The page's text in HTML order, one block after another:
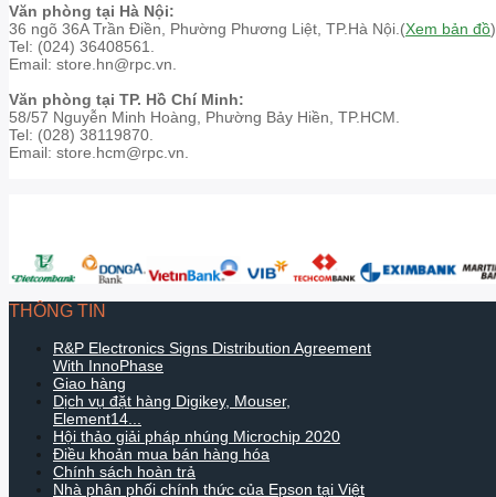
Văn phòng tại Hà Nội:
36 ngõ 36A Trần Điền, Phường Phương Liệt, TP.Hà Nội.(Xem bản đồ)
Tel: (024) 36408561.
Email: store.hn@rpc.vn.
Văn phòng tại TP. Hồ Chí Minh:
58/57 Nguyễn Minh Hoàng, Phường Bảy Hiền, TP.HCM.
Tel: (028) 38119870.
Email: store.hcm@rpc.vn.
THÔNG TIN
R&P Electronics Signs Distribution Agreement
With InnoPhase
Giao hàng
Dịch vụ đặt hàng Digikey, Mouser,
Element14...
Hội thảo giải pháp nhúng Microchip 2020
Điều khoản mua bán hàng hóa
Chính sách hoàn trả
Nhà phân phối chính thức của Epson tại Việt